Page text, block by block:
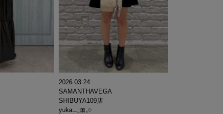
2026.03.24
SAMANTHAVEGA
SHIBUYA109店
yuka𓂃🎀𓈒𓏸